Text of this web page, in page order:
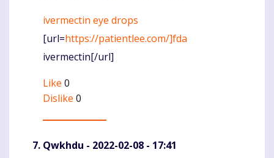
Komentaras
ivermectin eye drops
[url=https://patientlee.com/]fda
ivermectin[/url]
Like 0
Dislike 0
Qwkhdu - 2022-02-08 - 17:41